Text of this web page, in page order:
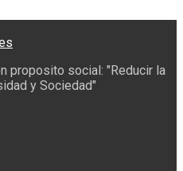
proposito social: "Reducir la
y Sociedad"